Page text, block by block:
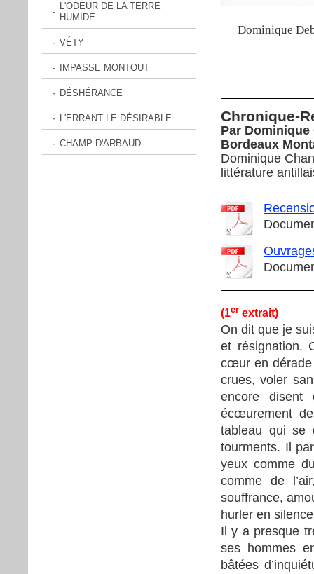
L'ODEUR DE LA TERRE
HUMIDE
VÉTY
IMPASSE MONTOUT
DÉSHÉRANCE
L'ERRANT LE DÉSIRABLE
CHAMP D'ARBAUD
Dominique
Chronique-
Par
Bordeaux
Dominique
littérature
(1er extrait)
On dit que je
et résignation.
cœur en dérade
crues, voler
encore disent
écœurement
tableau qui se
tourments. Il
yeux comme
comme de
souffrance,
hurler en
Il y a presque
ses hommes
bâtées